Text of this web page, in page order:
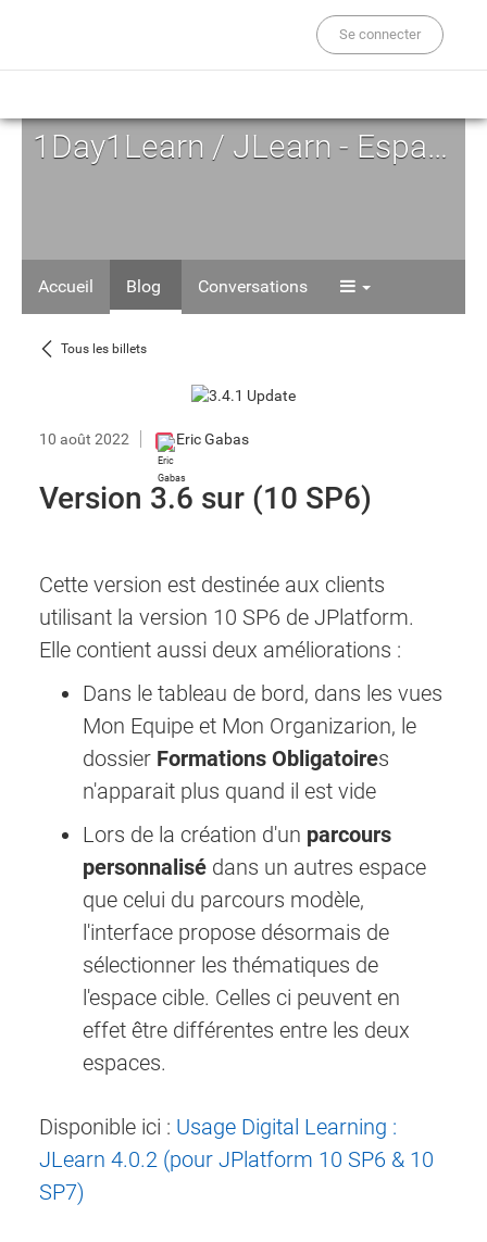
Se connecter
1Day1Learn / JLearn - Espace d'Auto-formation
Accueil Blog Conversations
Tous les billets
10 août 2022 Eric Gabas
Version 3.6 sur (10 SP6)
Cette version est destinée aux clients
utilisant la version 10 SP6 de JPlatform.
Elle contient aussi deux améliorations :
Dans le tableau de bord, dans les vues
Mon Equipe et Mon Organizarion, le
dossier Formations Obligatoires
n'apparait plus quand il est vide
Lors de la création d'un parcours
personnalisé dans un autres espace
que celui du parcours modèle,
l'interface propose désormais de
sélectionner les thématiques de
l'espace cible. Celles ci peuvent en
effet être différentes entre les deux
espaces.
Disponible ici : Usage Digital Learning :
JLearn 4.0.2 (pour JPlatform 10 SP6 & 10
SP7)